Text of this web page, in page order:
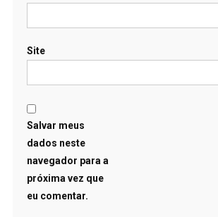
Site
Salvar meus
dados neste
navegador para a
próxima vez que
eu comentar.